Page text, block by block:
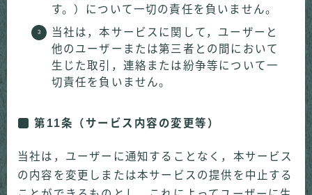
す。）について一切の責任を負いません。
当社は，本サービスに関して，ユーザーと
他のユーザーまたは第三者との間において
生じた取引，連絡または紛争等について一
切責任を負いません。
第11条（サービス内容の変更等）
当社は，ユーザーに通知することなく，本サービス
の内容を変更しまたは本サービスの提供を中止する